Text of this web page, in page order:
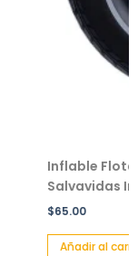
Inflable
Salvavidas
$65.00
Añadir al